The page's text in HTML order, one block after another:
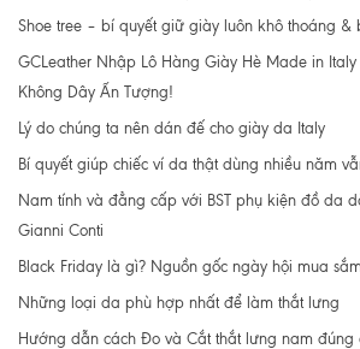
Shoe tree – bí quyết giữ giày luôn khô thoáng &
GCLeather Nhập Lô Hàng Giày Hè Made in
Không Dây Ấn Tượng!
Lý do chúng ta nên dán đế cho giày da Italy
Bí quyết giúp chiếc ví da thật dùng nhiều năm
Nam tính và đẳng cấp với BST phụ kiện đồ da
Gianni Conti
Black Friday là gì? Nguồn gốc ngày hội mua
Những loại da phù hợp nhất để làm thắt lưng
Hướng dẫn cách Đo và Cắt thắt lưng nam đúng